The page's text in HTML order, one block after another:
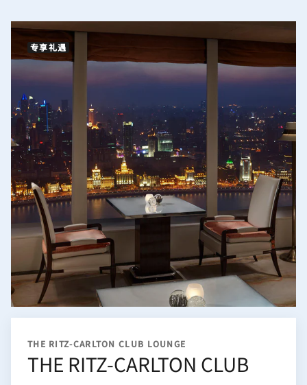
专享礼遇
THE RITZ-CARLTON CLUB LOUNGE
THE RITZ-CARLTON CLUB